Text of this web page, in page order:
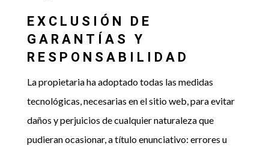
EXCLUSIÓN DE
GARANTÍAS Y
RESPONSABILIDAD
La propietaria ha adoptado todas las medidas
tecnológicas, necesarias en el sitio web, para evitar
daños y perjuicios de cualquier naturaleza que
pudieran ocasionar, a título enunciativo: errores u